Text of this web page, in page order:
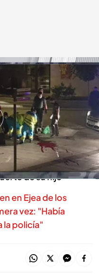
a un joven con
un joven fallecido
de su hijo
en Ejea de los
vez: "Había
la policía"